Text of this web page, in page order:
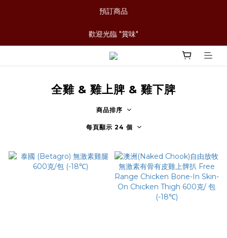
預訂商品
歡迎光臨 "賞味"
全雞 & 雞上脾 & 雞下脾
商品排序
每頁顯示 24 個